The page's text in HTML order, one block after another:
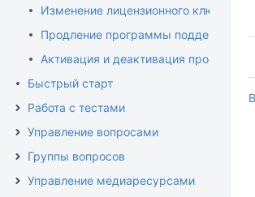
Изменение лицензионного ключа
Продление программы поддержки
Активация и деактивация программы
Быстрый старт
Работа с тестами
Управление вопросами
Группы вопросов
Управление медиаресурсами